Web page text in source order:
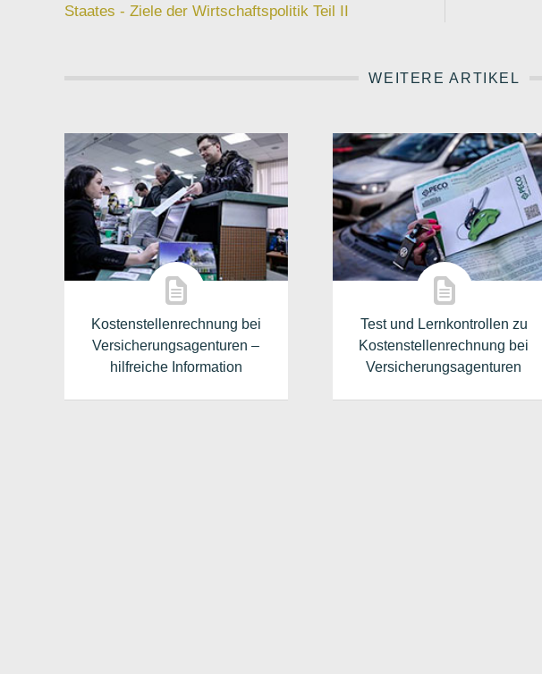
Staates - Ziele der Wirtschaftspolitik Teil II
WEITERE ARTIKEL
Kostenstellenrechnung bei
Versicherungsagenturen –
hilfreiche Information
Test und Lernkontrollen zu
Kostenstellenrechnung bei
Versicherungsagenturen